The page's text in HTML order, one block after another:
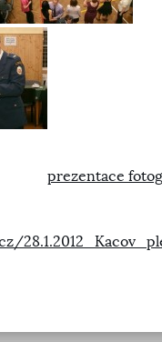
prezentace